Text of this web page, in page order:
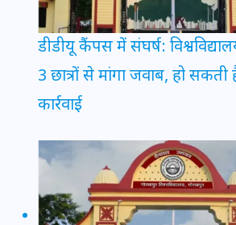
डीडीयू कैंपस में संघर्ष:
3 छात्रों से मांगा जवाब, हो
कार्रवाई